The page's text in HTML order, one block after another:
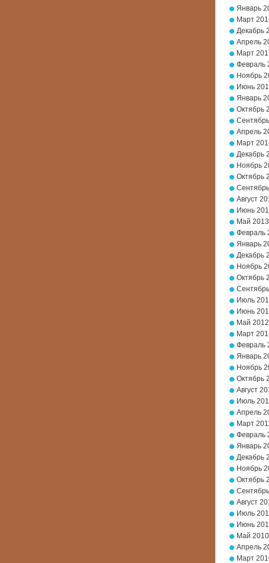
Январь
Март
Декабрь
Апрель
Март
Февраль
Ноябрь
Июнь
Январь
Октябрь
Апрель
Март
Декабрь
Ноябрь
Октябрь
Август
Июнь
Май 2013
Февраль
Январь
Декабрь
Ноябрь
Октябрь
Июль
Июнь
Май 2012
Март
Февраль
Январь
Ноябрь
Октябрь
Август
Июль
Апрель
Март
Февраль
Январь
Декабрь
Ноябрь
Октябрь
Август
Июль
Июнь
Май 2010
Апрель
Март